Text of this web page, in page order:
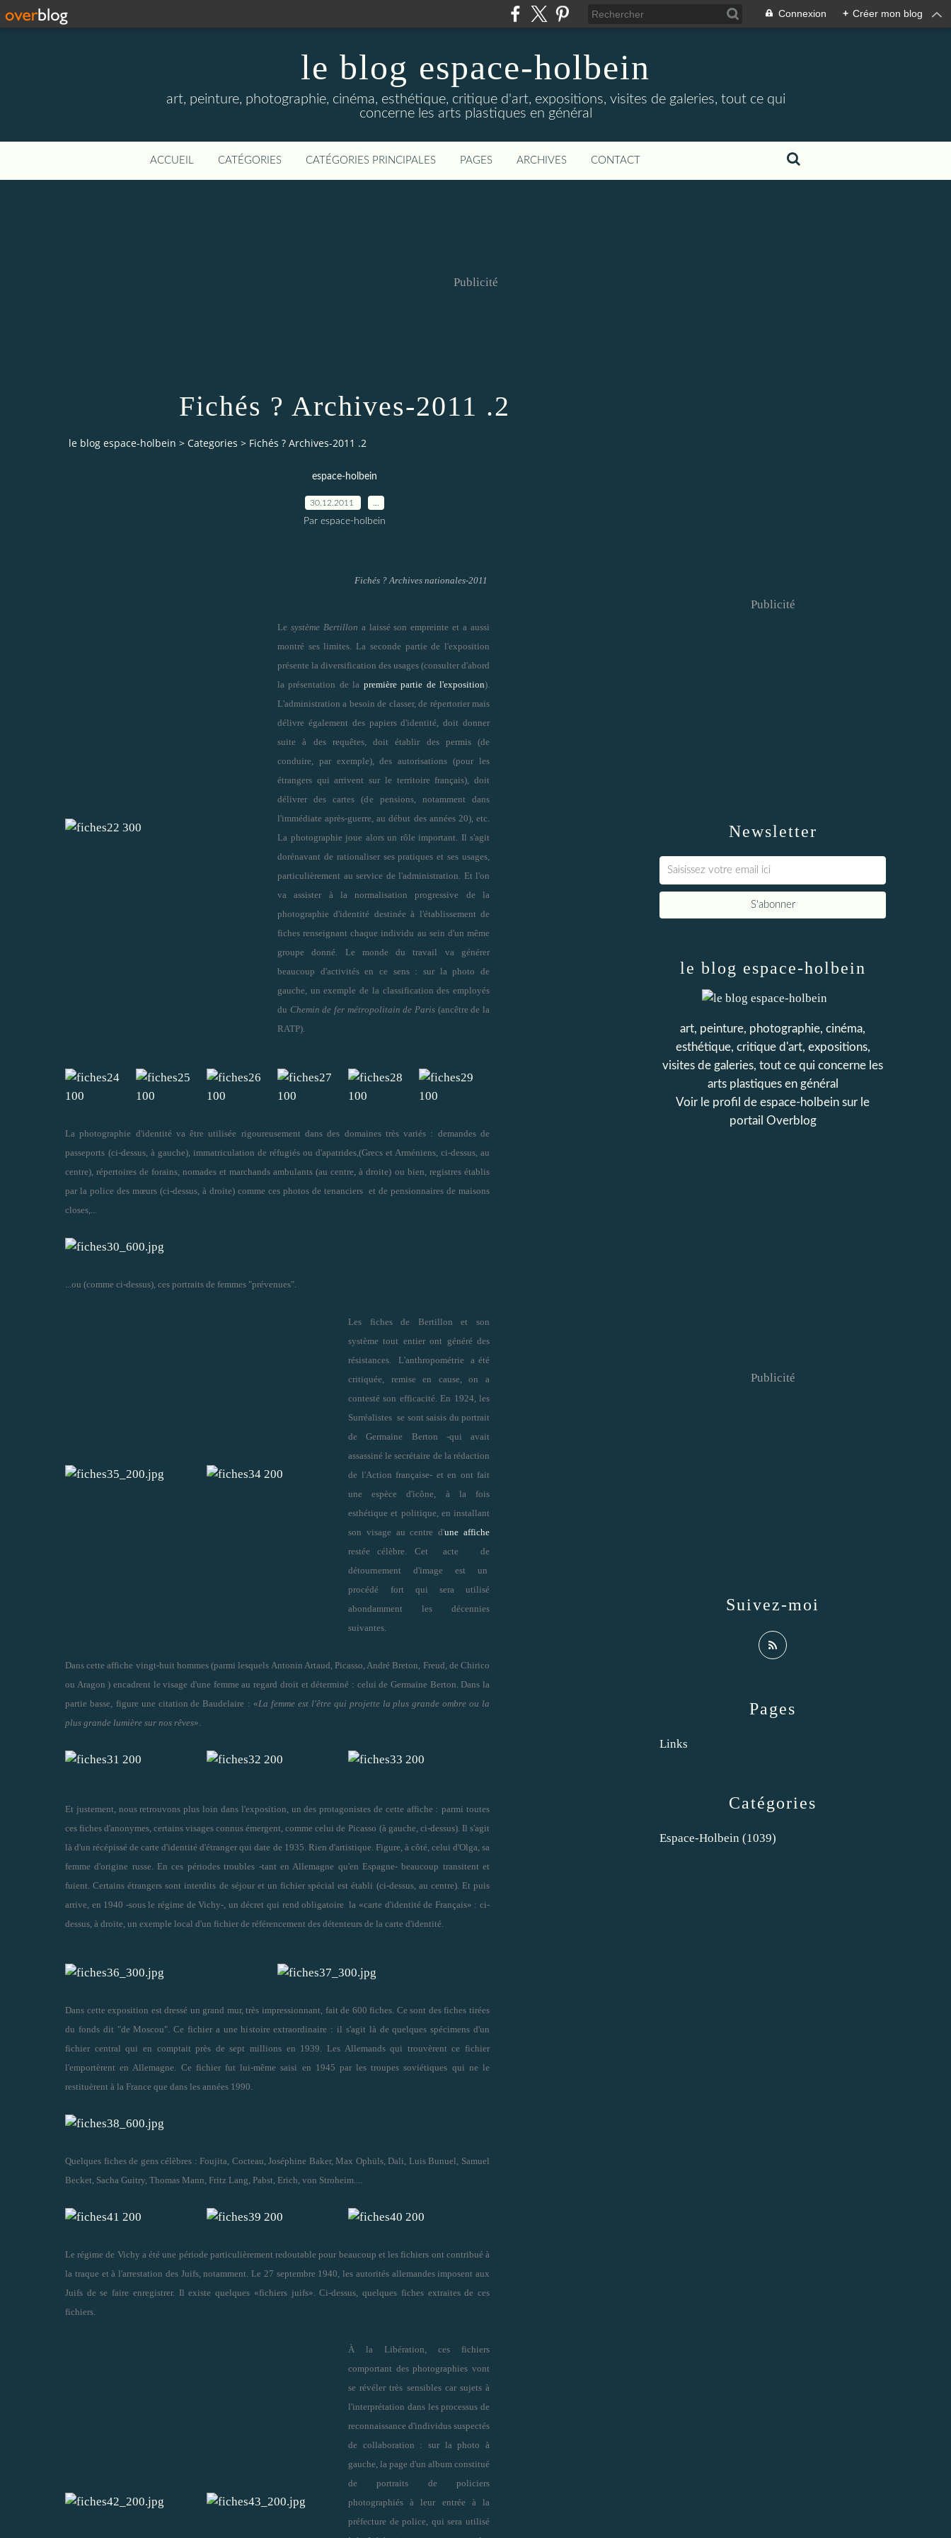
Connexion + Créer mon blog
le blog espace-holbein
art, peinture, photographie, cinéma, esthétique, critique d'art, expositions, visites de galeries, tout ce qui
concerne les arts plastiques en général
ACCUEIL CATÉGORIES CATÉGORIES PRINCIPALES PAGES ARCHIVES CONTACT
Publicité
Fichés ? Archives-2011 .2
le blog espace-holbein > Categories > Fichés ? Archives-2011 .2
espace-holbein
30.12.2011
Par espace-holbein
Fichés ? Archives nationales-2011
Le système Bertillon a laissé son empreinte et a aussi
montré ses limites. La seconde partie de l'exposition
présente la diversification des usages (consulter d'abord
la présentation de la première partie de l'exposition).
L'administration a besoin de classer, de répertorier mais
délivre également des papiers d'identité, doit donner
suite à des requêtes, doit établir des permis (de
conduire, par exemple), des autorisations (pour les
étrangers qui arrivent sur le territoire français), doit
délivrer des cartes (de pensions, notamment dans
l'immédiate après-guerre, au début des années 20), etc.
La photographie joue alors un rôle important. Il s'agit
dorénavant de rationaliser ses pratiques et ses usages,
particulièrement au service de l'administration. Et l'on
va assister à la normalisation progressive de la
photographie d'identité destinée à l'établissement de
fiches renseignant chaque individu au sein d'un même
groupe donné. Le monde du travail va générer
beaucoup d'activités en ce sens : sur la photo de
gauche, un exemple de la classification des employés
du Chemin de fer métropolitain de Paris (ancêtre de la
RATP).
La photographie d'identité va être utilisée rigoureusement dans des domaines très variés : demandes de
passeports (ci-dessus, à gauche) , immatriculation de réfugiés ou d'apatrides,(Grecs et Arméniens, ci-dessus, au
centre), répertoires de forains, nomades et marchands ambulants (au centre, à droite) ou bien, registres établis
par la police des mœurs (ci-dessus, à droite) comme ces photos de tenanciers et de pensionnaires de maisons
closes,...
...ou (comme ci-dessus), ces portraits de femmes "prévenues".
Les fiches de Bertillon et son
système tout entier ont généré des
résistances. L'anthropométrie a été
critiquée, remise en cause, on a
contesté son efficacité. En 1924, les
Surréalistes se sont saisis du portrait
de Germaine Berton -qui avait
assassiné le secrétaire de la rédaction
de l'Action française- et en ont fait
une espèce d'icône, à la fois
esthétique et politique, en installant
son visage au centre d'une affiche
restée célèbre. Cet acte de
détournement d'image
est un
procédé
fort qui sera utilisé
abondamment les décennies
suivantes.
Dans cette affiche vingt-huit hommes (parmi lesquels Antonin Artaud, Picasso, André Breton, Freud, de Chirico
ou Aragon ) encadrent le visage d'une femme au regard droit et déterminé : celui de Germaine Berton. Dans la
partie basse,
figure une citation de Baudelaire : «La femme est l'être qui projette la plus grande ombre ou la
plus grande lumière sur nos rêves».
Et justement , nous retrouvons plus loin dans l'exposition, un des protagonistes de cette affiche : parmi toutes
ces fiches d'anonymes, certains visages connus émergent, comme celui de Picasso (à gauche, ci-dessus). Il s'agit
là d'un récépissé de carte d'identité d'étranger qui date de 1935. Rien d'artistique. Figure, à côté, celui d'Olga, sa
femme d'origine russe. En ces périodes troubles -tant en Allemagne qu'en Espagne- beaucoup transitent et
fuient. Certains étrangers sont interdits de séjour et un fichier spécial est établi (ci-dessus, au centre). Et puis
arrive, en 1940 -sous le régime de Vichy-, un décret qui rend obligatoire la «carte d'identité de Français» : ci-
dessus, à droite, un exemple local d'un fichier de référencement des détenteurs de la carte d'identité.
Dans cette exposition est dressé un grand mur, très impressionnant, fait de 600 fiches. Ce sont des fiches tirées
du fonds dit "de Moscou". Ce fichier a une histoire extraordinaire : il s'agit là de quelques spécimens d'un
fichier central qui en comptait près de sept millions en 1939. Les Allemands qui trouvèrent ce fichier
l'emportèrent en Allemagne. Ce fichier fut lui-même saisi en 1945 par les troupes soviétiques qui ne le
restituèrent à la France que dans les années 1990.
Quelques fiches de gens célèbres : Foujita, Cocteau, Joséphine Baker, Max Ophüls, Dali, Luis Bunuel, Samuel
Becket, Sacha Guitry, Thomas Mann, Fritz Lang, Pabst, Erich, von Stroheim....
Le régime de Vichy a été une période particulièrement redoutable pour beaucoup et les fichiers ont contribué à
la traque et à l'arrestation des Juifs, notamment. Le 27 septembre 1940, les autorités allemandes imposent aux
Juifs de se faire enregistrer. Il existe quelques «fichiers juifs». Ci-dessus, quelques fiches extraites de ces
fichiers.
À la Libération, ces fichiers
comportant des photographies vont
se révéler très sensibles car sujets à
l'interprétation dans les processus de
reconnaissance d'individus suspectés
de collaboration : sur la photo à
gauche, la page d'un album constitué
de portraits de policiers
photographiés à leur entrée à la
préfecture de police, qui sera utilisé
Newsletter
Publicité
Catégories
Espace-Holbein (1039)
Pages
Links
le blog espace-holbein
art, peinture, photographie, cinéma,
esthétique, critique d'art, expositions,
visites de galeries, tout ce qui concerne les
arts plastiques en général
Voir le profil de espace-holbein sur le
portail Overblog
Suivez-moi
Publicité